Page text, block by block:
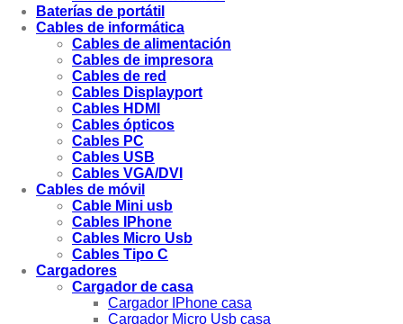
Baterías de portátil
Cables de informática
Cables de alimentación
Cables de impresora
Cables de red
Cables Displayport
Cables HDMI
Cables ópticos
Cables PC
Cables USB
Cables VGA/DVI
Cables de móvil
Cable Mini usb
Cables IPhone
Cables Micro Usb
Cables Tipo C
Cargadores
Cargador de casa
Cargador IPhone casa
Cargador Micro Usb casa